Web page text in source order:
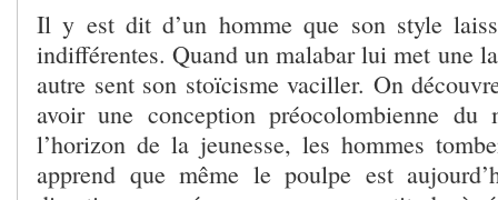
Il y est dit d’un homme que son style
indifférentes. Quand un malabar lui met une
autre sent son stoïcisme vaciller. On
avoir une conception préocolombienne du
l’horizon de la jeunesse, les hommes
apprend que même le poulpe est